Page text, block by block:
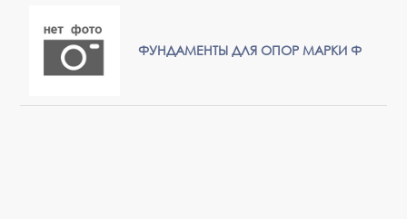
ФУНДАМЕНТЫ ДЛЯ ОПОР МАРКИ Ф